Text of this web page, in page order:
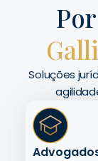
Soluções